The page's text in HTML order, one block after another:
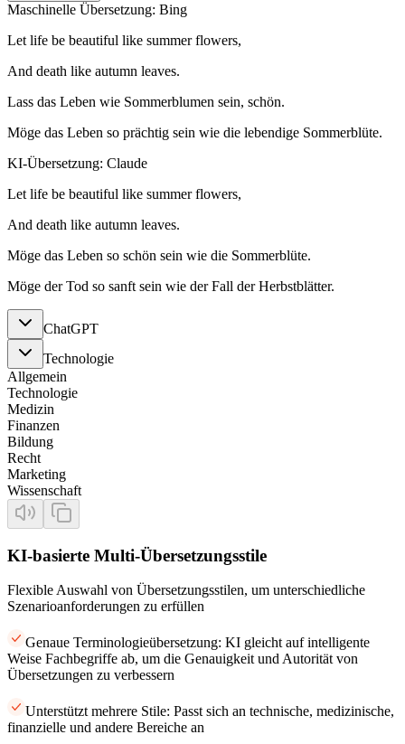
Maschinelle Übersetzung: Bing
Let life be beautiful like summer flowers,
And death like autumn leaves.
Lass das Leben wie Sommerblumen sein, schön.
Möge das Leben so prächtig sein wie die lebendige Sommerblüte.
KI-Übersetzung: Claude
Let life be beautiful like summer flowers,
And death like autumn leaves.
Möge das Leben so schön sein wie die Sommerblüte.
Möge der Tod so sanft sein wie der Fall der Herbstblätter.
ChatGPT
Technologie
Allgemein
Technologie
Medizin
Finanzen
Bildung
Recht
Marketing
Wissenschaft
KI-basierte Multi-Übersetzungsstile
Flexible Auswahl von Übersetzungsstilen, um unterschiedliche
Szenarioanforderungen zu erfüllen
Genaue Terminologieübersetzung: KI gleicht auf intelligente
Weise Fachbegriffe ab, um die Genauigkeit und Autorität von
Übersetzungen zu verbessern
Unterstützt mehrere Stile: Passt sich an technische, medizinische,
finanzielle und andere Bereiche an